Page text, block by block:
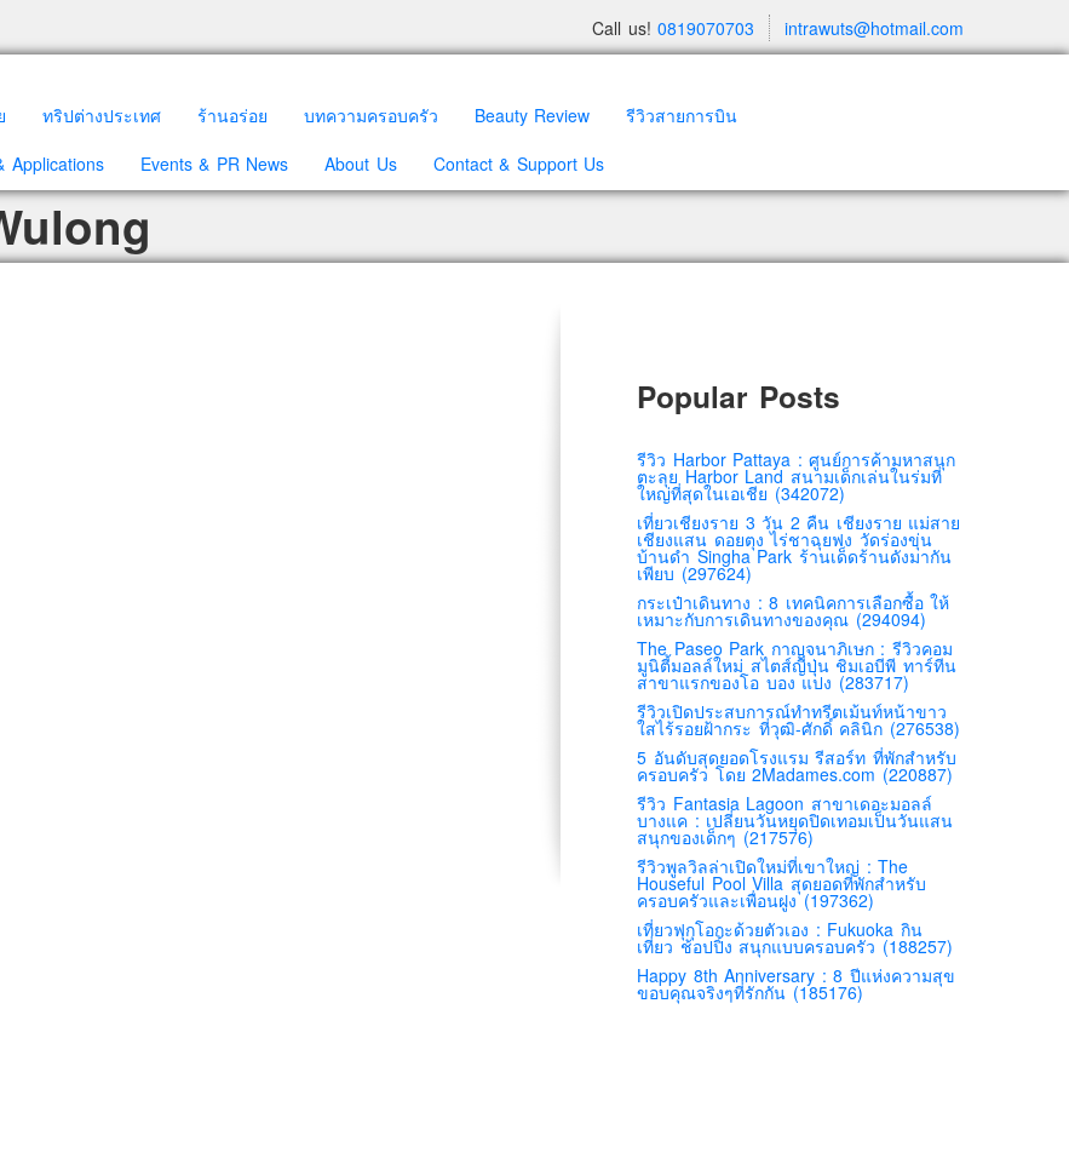
intrawuts@hotmail.com
Call us! 0819070703
ทริปต่างประเทศ ร้านอร่อย บทความครอบครัว Beauty Review
รีวิวสายการบิน
Applications
Events & PR News About Us Contact & Support Us
Popular Posts
รีวิว Harbor Pattaya : ศูนย์การค้ามหาสนุก
ตะลุย Harbor Land สนามเด็กเล่นในร่มที่
ใหญ่ที่สุดในเอเชีย (342072)
เที่ยวเชียงราย 3 วัน 2 คืน เชียงราย แม่สาย
เชียงแสน ดอยตุง ไร่ชาฉุยฟง วัดร่องขุ่น
บ้านดำ Singha Park ร้านเด็ดร้านดังมากัน
เพียบ (297624)
กระเป๋าเดินทาง : 8 เทคนิคการเลือกซื้อ ให้
เหมาะกับการเดินทางของคุณ (294094)
The Paseo Park กาญจนาภิเษก : รีวิวคอม
มูนิตี้มอลล์ใหม่ สไตส์ญี่ปุ่น ชิมเอบีพี ทาร์ทีน
สาขาแรกของโอ บอง แปง (283717)
รีวิวเปิดประสบการณ์ทำทรีตเม้นท์หน้าขาว
ใสไร้รอยฝ้ากระ ที่วุฒิ-ศักดิ์ คลินิก (276538)
5 อันดับสุดยอดโรงแรม รีสอร์ท ที่พักสำหรับ
ครอบครัว โดย 2Madames.com (220887)
รีวิว Fantasia Lagoon สาขาเดอะมอลล์
บางแค : เปลี่ยนวันหยุดปิดเทอมเป็นวันแสน
สนุกของเด็กๆ (217576)
รีวิวพูลวิลล่าเปิดใหม่ที่เขาใหญ่ : The
Houseful Pool Villa สุดยอดที่พักสำหรับ
ครอบครัวและเพื่อนฝูง (197362)
เที่ยวฟุกุโอกะด้วยตัวเอง : Fukuoka กิน
เที่ยว ช้อปปิ้ง สนุกแบบครอบครัว (188257)
Happy 8th Anniversary : 8 ปีแห่งความสุข
ขอบคุณจริงๆที่รักกัน (185176)